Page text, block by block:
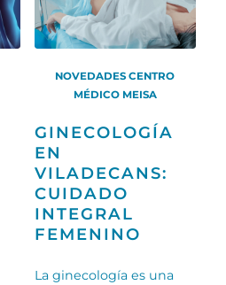
NOVEDADES CENTRO
MÉDICO MEISA
GINECOLOGÍA
EN
VILADECANS:
CUIDADO
INTEGRAL
FEMENINO
La ginecología es una